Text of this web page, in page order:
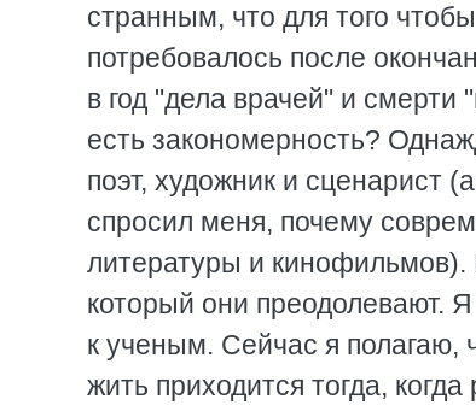
странным, что для того
потребовалось после
в год "дела врачей" и
есть закономерность?
поэт, художник и сценарист
спросил меня, почему
литературы и кинофильмов).
который они преодолевают.
к ученым. Сейчас я полагаю,
жить приходится тогда, когда